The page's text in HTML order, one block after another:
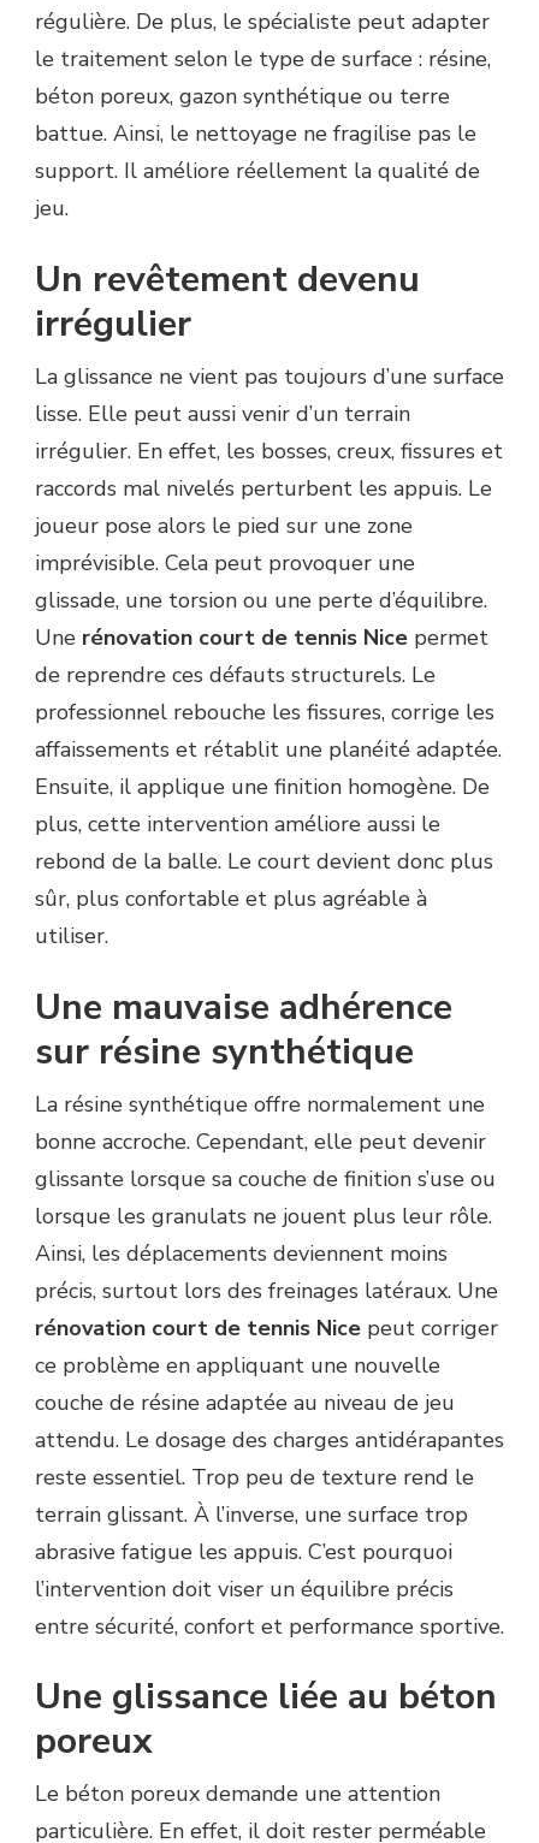
régulière. De plus, le spécialiste peut adapter
le traitement selon le type de surface : résine,
béton poreux, gazon synthétique ou terre
battue. Ainsi, le nettoyage ne fragilise pas le
support. Il améliore réellement la qualité de
jeu.
Un revêtement devenu
irrégulier
La glissance ne vient pas toujours d’une surface
lisse. Elle peut aussi venir d’un terrain
irrégulier. En effet, les bosses, creux, fissures et
raccords mal nivelés perturbent les appuis. Le
joueur pose alors le pied sur une zone
imprévisible. Cela peut provoquer une
glissade, une torsion ou une perte d’équilibre.
Une rénovation court de tennis Nice permet
de reprendre ces défauts structurels. Le
professionnel rebouche les fissures, corrige les
affaissements et rétablit une planéité adaptée.
Ensuite, il applique une finition homogène. De
plus, cette intervention améliore aussi le
rebond de la balle. Le court devient donc plus
sûr, plus confortable et plus agréable à
utiliser.
Une mauvaise adhérence
sur résine synthétique
La résine synthétique offre normalement une
bonne accroche. Cependant, elle peut devenir
glissante lorsque sa couche de finition s’use ou
lorsque les granulats ne jouent plus leur rôle.
Ainsi, les déplacements deviennent moins
précis, surtout lors des freinages latéraux. Une
rénovation court de tennis Nice peut corriger
ce problème en appliquant une nouvelle
couche de résine adaptée au niveau de jeu
attendu. Le dosage des charges antidérapantes
reste essentiel. Trop peu de texture rend le
terrain glissant. À l’inverse, une surface trop
abrasive fatigue les appuis. C’est pourquoi
l’intervention doit viser un équilibre précis
entre sécurité, confort et performance sportive.
Une glissance liée au béton
poreux
Le béton poreux demande une attention
particulière. En effet, il doit rester perméable